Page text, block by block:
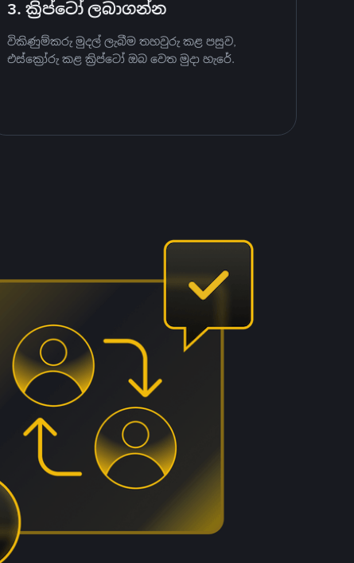
3. ක්‍රිප්ටෝ ලබාගන්න
විකිණුම්කරු මුදල් ලැබීම තහවුරු කළ පසුව,
එස්ක්‍රෝරු කළ ක්‍රිප්ටෝ ඔබ වෙත මුදා හැරේ.